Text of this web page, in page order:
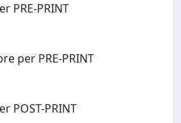
PRE-PRINT
per PRE-PRINT
POST-PRINT